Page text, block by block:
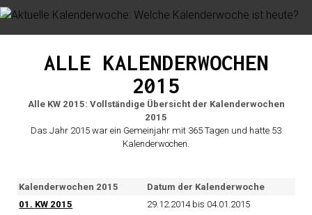
ALLE KALENDERWOCHEN
2015
Alle KW 2015: Vollständige Übersicht der Kalenderwochen
2015
Das Jahr 2015 war ein Gemeinjahr mit 365 Tagen und hatte 53
Kalenderwochen.
Kalenderwochen 2015
Datum der Kalenderwoche
01. KW 2015
29.12.2014 bis 04.01.2015